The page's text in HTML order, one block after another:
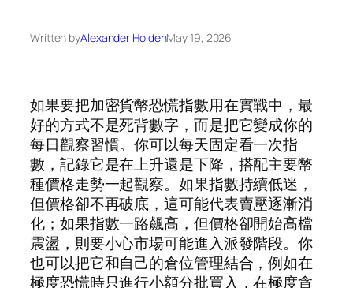
Written byAlexander HoldenMay 19, 2026
如果要把加密貨幣恐慌指數用在實戰中，最
好的方式不是死背數字，而是把它變成你的
每日觀察習慣。你可以每天固定看一次指
數，記錄它是在上升還是下降，搭配主要幣
種價格走勢一起觀察。如果指數持續低迷，
但價格卻不再破底，這可能代表賣壓逐漸消
化；如果指數一路飆高，但價格卻開始高檔
震盪，則要小心市場可能進入派發階段。你
也可以把它和自己的倉位管理結合，例如在
極度恐慌時只進行小額分批買入，在極度貪